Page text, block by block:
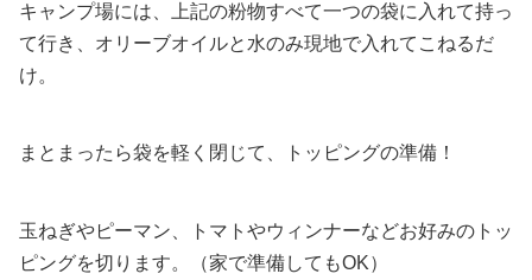
キャンプ場には、上記の粉物すべて一つの袋に入れて持っ
て行き、オリーブオイルと水のみ現地で入れてこねるだ
け。
まとまったら袋を軽く閉じて、トッピングの準備！
玉ねぎやピーマン、トマトやウィンナーなどお好みのトッ
ピングを切ります。（家で準備してもOK）